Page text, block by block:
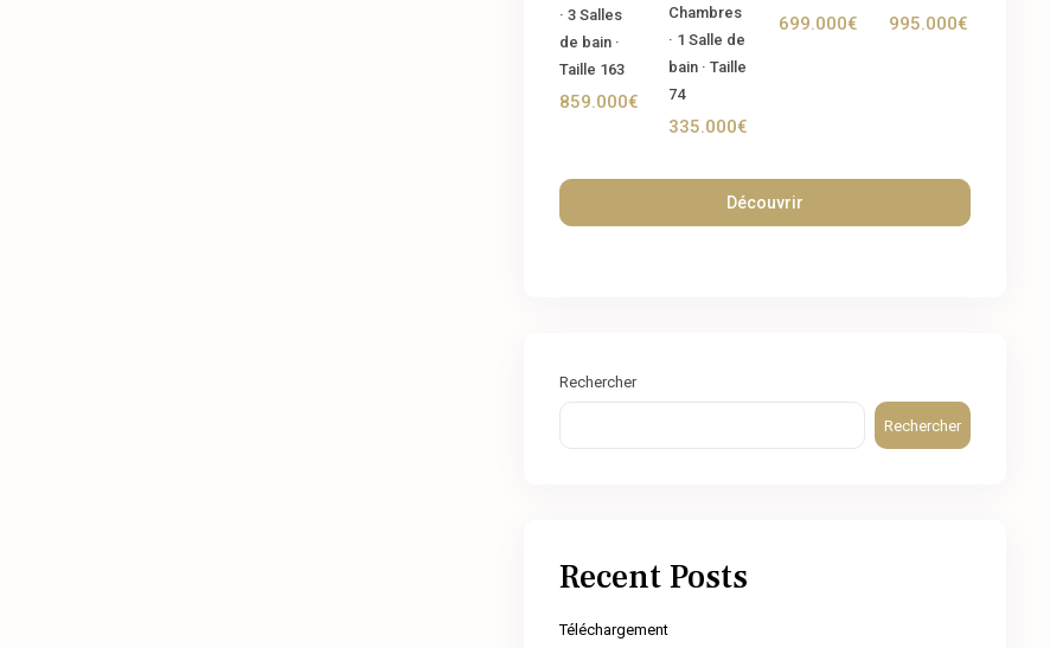
· 3Salles
de bain ·
Taille 163
859.000€
Chambres
· 1 Salle de
bain · Taille
74
335.000€
699.000€ 995.000€
Découvrir
Rechercher
Rechercher
Recent Posts
Téléchargement